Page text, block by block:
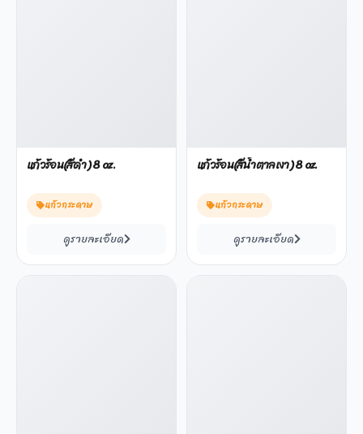
แก้วร้อน(สีดำ) 8 oz.
แก้วกระดาษ
ดูรายละเอียด
แก้วร้อน(สีน้ำตาลเงา) 8 oz.
แก้วกระดาษ
ดูรายละเอียด